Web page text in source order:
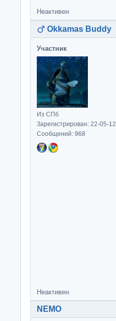
Неактивен
Okkamas Buddy
Участник
Из СПб
Зарегистрирован: 22-05-12
Сообщений: 968
Неактивен
NEMO